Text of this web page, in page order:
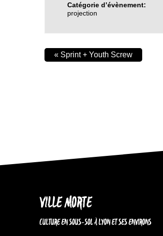
Catégorie d’évènement:
projection
« Sprint + Youth Screw
VILLE MORTE
CULTURE EN SOUS-SOL À LYON ET SES ENVIRONS